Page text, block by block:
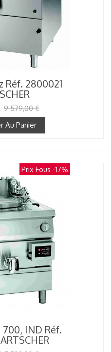
Réf. 2800021
9 579,00 €
Au Panier
Prix Fous -17%
IND Réf.